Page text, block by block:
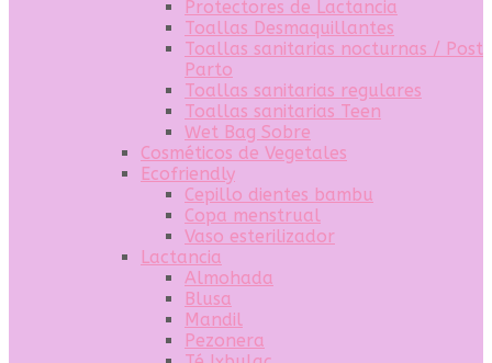
Protectores de Lactancia
Toallas Desmaquillantes
Toallas sanitarias nocturnas / Post
Parto
Toallas sanitarias regulares
Toallas sanitarias Teen
Wet Bag Sobre
Cosméticos de Vegetales
Ecofriendly
Cepillo dientes bambu
Copa menstrual
Vaso esterilizador
Lactancia
Almohada
Blusa
Mandil
Pezonera